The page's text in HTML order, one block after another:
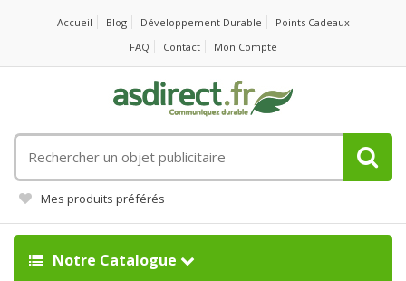
Accueil Blog Développement Durable
Points Cadeaux
FAQ
Contact Mon Compte
un
objet
publicitaire
Mes produits préférés
Notre Catalogue